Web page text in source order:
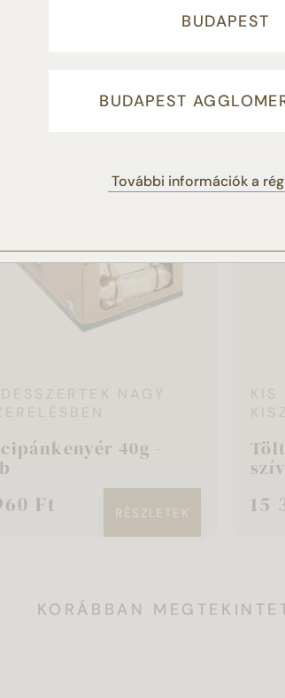
NAGY
40g -
Ft RÉSZLETEK
KIS
15
KORÁBBAN
BUDAPEST
BUDAPEST
További információk a
a honlap működéshez elengedhetetlenül
ELFOGADOM